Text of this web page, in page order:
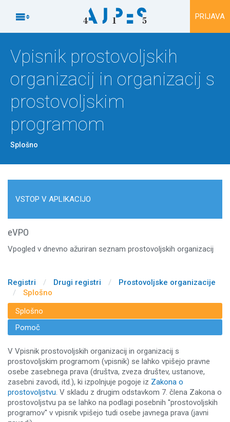
Na vsebino
 PRIJAVA
Vpisnik prostovoljskih
organizacij in organizacij s
prostovoljskim
programom
Splošno
VSTOP V APLIKACIJO
eVPO
Vpogled v dnevno ažuriran seznam prostovoljskih organizacij
Registri / Drugi registri /
Prostovoljske organizacije
/
Splošno
Splošno
Pomoč
V Vpisnik prostovoljskih organizacij in organizacij s
prostovoljskim programom (vpisnik) se lahko vpišejo pravne
osebe zasebnega prava (društva, zveza društev, ustanove,
zasebni zavodi, itd.), ki izpolnjuje pogoje iz Zakona o
prostovoljstvu. V skladu z drugim odstavkom 7. člena Zakona o
prostovoljstvu pa se lahko na podlagi posebnih ''prostovoljskih
programov'' v vpisnik vpišejo tudi osebe javnega prava (javni